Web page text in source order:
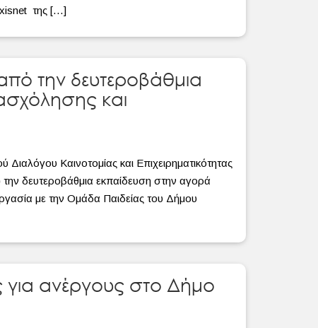
της […]
την δευτεροβάθμια
και
Καινοτομίας και Επιχειρηματικότητας
δευτεροβάθμια εκπαίδευση στην αγορά
με την Ομάδα Παιδείας του Δήμου
για ανέργους στο Δήμο